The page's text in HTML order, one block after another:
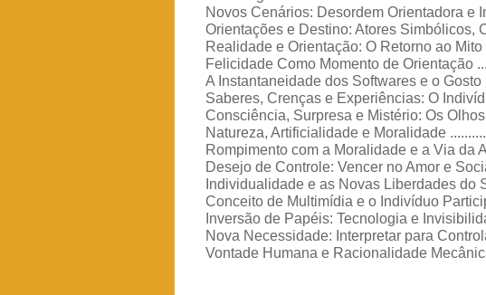
Novos Cenários: Desordem Orientadora e
Orientações e Destino: Atores Simbólicos,
Realidade e Orientação: O Retorno ao
Felicidade Como Momento de Orientação
A Instantaneidade dos Softwares e o
Saberes, Crenças e Experiências: O
Consciência, Surpresa e Mistério: Os
Natureza, Artificialidade e Moralidade
Rompimento com a Moralidade e a Via da
Desejo de Controle: Vencer no Amor e
Individualidade e as Novas Liberdades do
Conceito de Multimídia e o Indivíduo
Inversão de Papéis: Tecnologia e
Nova Necessidade: Interpretar para
Vontade Humana e Racionalidade